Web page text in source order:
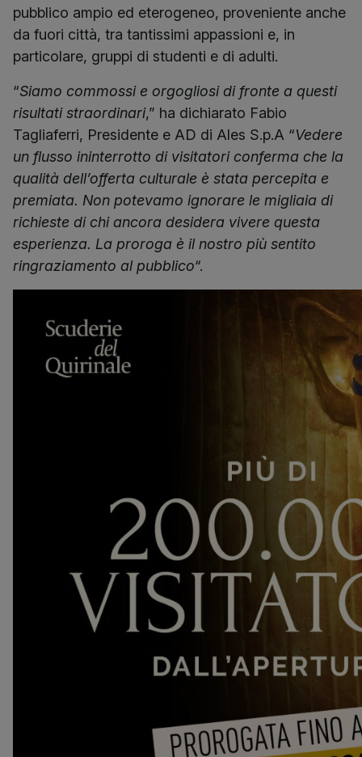
pubblico ampio ed eterogeneo, proveniente anche
da fuori città, tra tantissimi appassioni e, in
particolare, gruppi di studenti e di adulti.
“Siamo commossi e orgogliosi di fronte a questi
risultati straordinari,” ha dichiarato Fabio
Tagliaferri, Presidente e AD di Ales S.p.A “Vedere
un flusso ininterrotto di visitatori conferma che la
qualità dell’offerta culturale è stata percepita e
premiata. Non potevamo ignorare le migliaia di
richieste di chi ancora desidera vivere questa
esperienza. La proroga è il nostro più sentito
ringraziamento al pubblico“.